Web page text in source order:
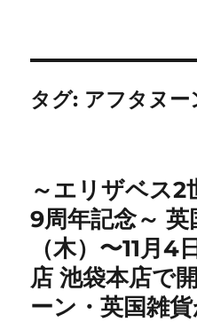
タグ: アフタヌー
～エリザベス2
9周年記念～ 英
（木）〜11月
店 池袋本店で
ーン・英国雑